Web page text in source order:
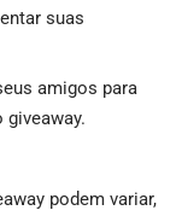
suas
amigos para
giveaway.
podem variar,